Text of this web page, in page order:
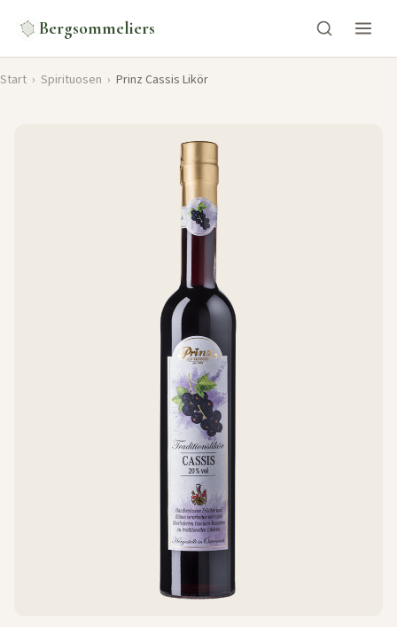
Bergsommeliers
Start › Spirituosen › Prinz Cassis Likör